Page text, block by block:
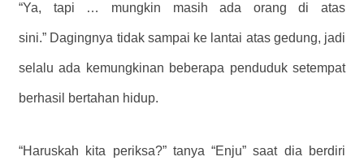
“Ya, tapi … mungkin masih ada orang di atas
sini.” Dagingnya tidak sampai ke lantai atas gedung, jadi
selalu ada kemungkinan beberapa penduduk setempat
berhasil bertahan hidup.
“Haruskah kita periksa?” tanya “Enju” saat dia berdiri